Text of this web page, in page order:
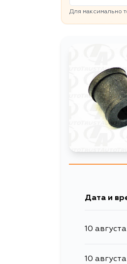
Для максимально
Дата и
10 августа
10 августа